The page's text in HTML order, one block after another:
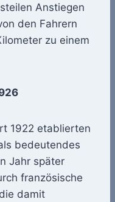
Anstiegen
den Fahrern
zu einem
1922 etablierten
bedeutendes
Jahr später
französische
damit